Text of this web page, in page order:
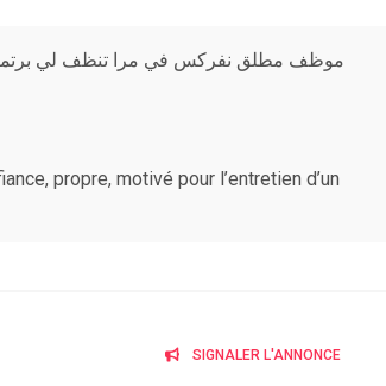
موظف مطلق نفركس في مرا تنظف لي برتمان
propre, motivé pour l’entretien d’un
SIGNALER L'ANNONCE